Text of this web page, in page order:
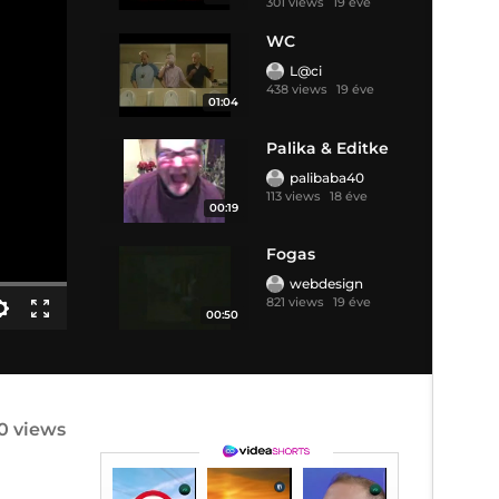
01:04
WC
L@ci
438 views 19 éve
00:19
Palika & Editke
palibaba40
113 views 18 éve
00:50
Fogas
webdesign
821 views 19 éve
views